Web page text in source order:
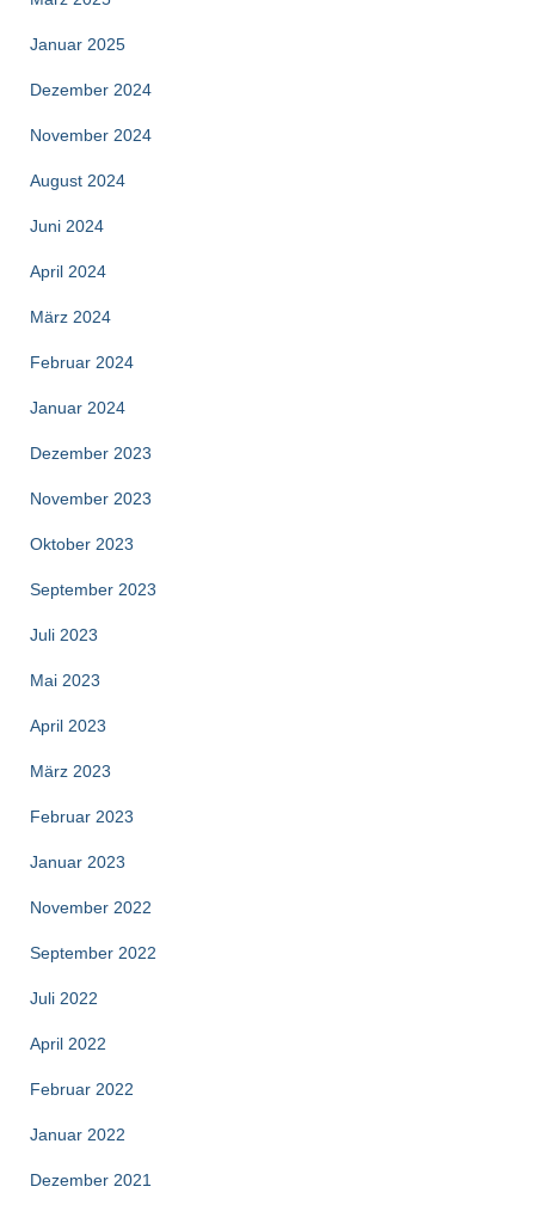
Januar 2025
Dezember 2024
November 2024
August 2024
Juni 2024
April 2024
März 2024
Februar 2024
Januar 2024
Dezember 2023
November 2023
Oktober 2023
September 2023
Juli 2023
Mai 2023
April 2023
März 2023
Februar 2023
Januar 2023
November 2022
September 2022
Juli 2022
April 2022
Februar 2022
Januar 2022
Dezember 2021